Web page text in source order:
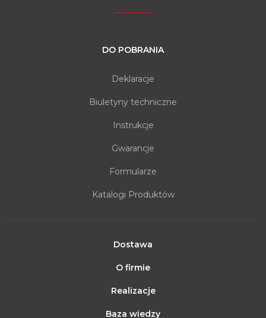
DO POBRANIA
Deklaracje
Biuletyny techniczne
Instrukcje
Gwarancje
Formularze
Katalogi Produktów
Dostawa
O firmie
Realizacje
Baza wiedzy